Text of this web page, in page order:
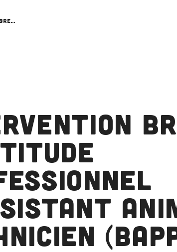
Intervention Brevet d’Aptitude Professionnel d’Assistant Animateur Technicien (BAPPAT)